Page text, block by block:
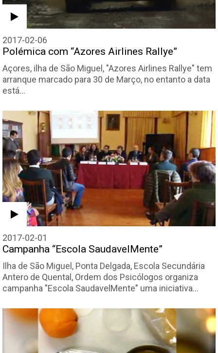
2017-02-06
Polémica com “Azores Airlines Rallye”
Açores, ilha de São Miguel, "Azores Airlines Rallye" tem
arranque marcado para 30 de Março, no entanto a data
está…
2017-02-01
Campanha “Escola SaudavelMente”
Ilha de São Miguel, Ponta Delgada, Escola Secundária
Antero de Quental, Ordem dos Psicólogos organiza
campanha "Escola SaudavelMente" uma iniciativa…